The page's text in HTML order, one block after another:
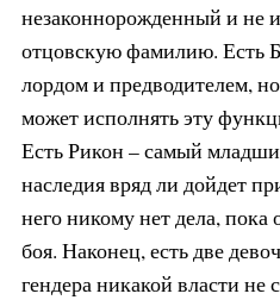
незаконнорожденный и не
отцовскую фамилию. Есть
лордом и предводителем,
может исполнять эту
Есть Рикон – самый
наследия вряд ли дойдет
него никому нет дела, пока
боя. Наконец, есть две
гендера никакой власти не